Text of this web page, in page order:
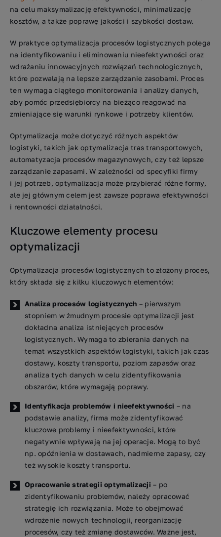
na celu maksymalizację efektywności, minimalizację
kosztów, a także poprawę jakości i szybkości dostaw.
W praktyce optymalizacja procesów logistycznych polega
na identyfikowaniu i eliminowaniu nieefektywności oraz
wdrażaniu innowacyjnych rozwiązań technologicznych,
które pozwalają na lepsze zarządzanie zasobami. Proces
ten wymaga ciągłego monitorowania i analizy danych,
aby pomóc przedsiębiorcy na bieżąco reagować na
zmieniające się warunki rynkowe i potrzeby klientów.
Optymalizacja może dotyczyć różnych aspektów
logistyki, takich jak optymalizacja tras transportowych,
automatyzacja procesów magazynowych, czy też lepsze
zarządzanie zapasami. W zależności od specyfiki firmy
i jej potrzeb, optymalizacja może przybierać różne formy,
ale jej głównym celem jest zawsze poprawa efektywności
i rentowności działalności.
Kluczowe elementy procesu
optymalizacji
Optymalizacja procesów logistycznych to złożony proces,
który składa się z kilku kluczowych elementów:
Analiza procesów logistycznych – pierwszym
stopniem w żmudnym procesie optymalizacji jest
dokładna analiza istniejących procesów
logistycznych. Wymaga to zbierania danych na
temat wszystkich aspektów logistyki, takich jak czas
dostawy, koszty transportu, poziom zapasów oraz
analiza tych danych w celu zidentyfikowania
obszarów, które wymagają poprawy.
Identyfikacja problemów i nieefektywności – na
podstawie analizy, firma może zidentyfikować
kluczowe problemy i nieefektywności, które
negatywnie wpływają na jej operacje. Mogą to być
np. opóźnienia w dostawach, nadmierne zapasy, czy
też wysokie koszty transportu.
Opracowanie strategii optymalizacji– po
zidentyfikowaniu problemów, należy opracować
strategię ich rozwiązania. Może to obejmować
wdrożenie nowych technologii, reorganizację
procesów, czy też zmianę dostawców. Ważne jest,